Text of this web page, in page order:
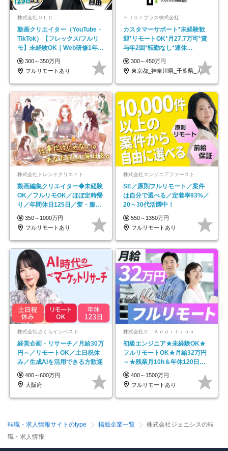
株式会社ＯＬＣ
動画クリエイター（YouTube・
TikTok）【フレックス/フルリ
モ】未経験OK｜Web研修1年間
｜副業OK
300～350万円
フルリモートあり
ＦＪＵＴプラス株式会社
カスタマーサポート*未経験歓
迎*リモートOK*月27.7万可*賞
与年2回*転勤なし*連休
OK/ZE010232
300～450万円
東京都_神奈川県_千葉県_大阪府_愛知県…
株式会社トレンドクリエイト
動画編集クリエイター◆未経験
OK／フルリモOK／ほぼ定時帰
り／年間休日125日／髪・服・
ネイル自由／副業OK
350～1000万円
フルリモートあり
株式会社エンジニアファースト
SE／原則フルリモート／案件
は自分で選べる／定着率93%／
20～30代活躍中！
550～1350万円
フルリモートあり
株式会社さくらインベスト
経営企画・リサーチ／月給30万
円～／リモートOK／土日祝休
み／生成AIを活用できる方歓迎
400～600万円
大阪府
株式会社Ｃ Ａｄｄｉｔｉｏｎ
初級エンジニア★未経験OK★
フルリモートOK★月給32万円
～★残業月10h＆年休120日以
上★副業可
400～1500万円
フルリモートあり
転職・求人情報サイトのtype 掲載企業一覧
株式会社ジェニシスの転
職・求人情報